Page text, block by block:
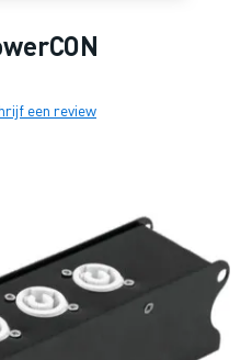
een review